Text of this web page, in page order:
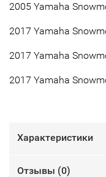
2005 Yamaha
2017 Yamaha
2017 Yamaha
2017 Yamaha
Характеристики
Отзывы (0)